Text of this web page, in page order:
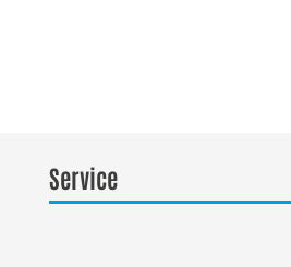
Service